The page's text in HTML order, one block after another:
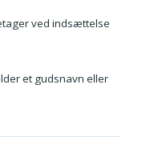
ved indsættelse
et gudsnavn eller